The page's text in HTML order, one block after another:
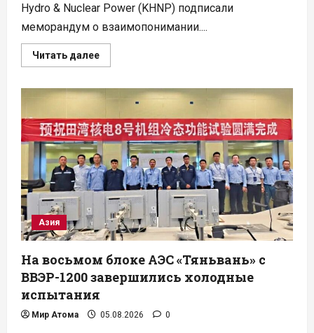
Hydro & Nuclear Power (KHNP) подписали
меморандум о взаимопонимании....
Читать далееПрочитать
больше
и
AboitizPower
строительство
АЭС
на
Филиппинах
Азия
На восьмом блоке АЭС «Тяньвань» с
ВВЭР-1200 завершились холодные
испытания
Мир Атома 05.08.2026 0